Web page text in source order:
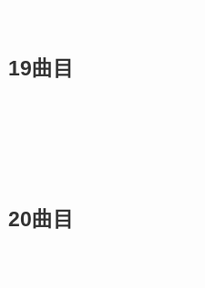
19曲目
20曲目